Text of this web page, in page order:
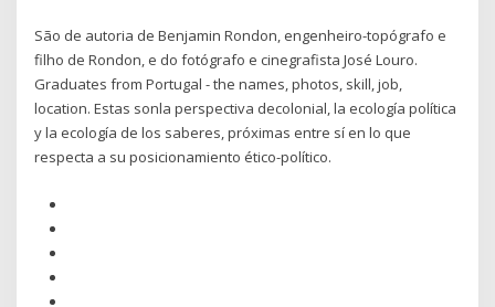
São de autoria de Benjamin Rondon, engenheiro-topógrafo e
filho de Rondon, e do fotógrafo e cinegrafista José Louro.
Graduates from Portugal - the names, photos, skill, job,
location. Estas sonla perspectiva decolonial, la ecología política
y la ecología de los saberes, próximas entre sí en lo que
respecta a su posicionamiento ético-político.